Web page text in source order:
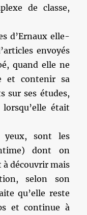
de classe,
d’Ernaux elle-
envoyés
quand elle ne
et contenir sa
sur ses études,
lorsqu’elle était
yeux, sont les
dont on
à découvrir mais
selon son
qu’elle reste
et continue à